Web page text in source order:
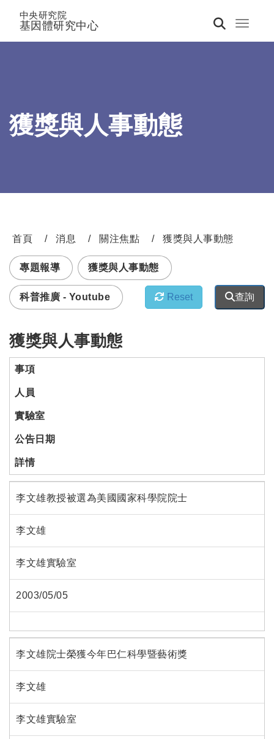
Toggle
中央研究院
基因體研究中心
獲獎與人事動態
首頁 消息 關注焦點
獲獎與人事動態
專題報導
獲獎與人事動態
科普推廣 - Youtube Reset 查詢
獲獎與人事動態
事項
人員
實驗室
公告日期
詳情
李文雄教授被選為美國國家科學院院士
李文雄
李文雄實驗室
2003/05/05
李文雄院士榮獲今年巴仁科學暨藝術獎
李文雄
李文雄實驗室